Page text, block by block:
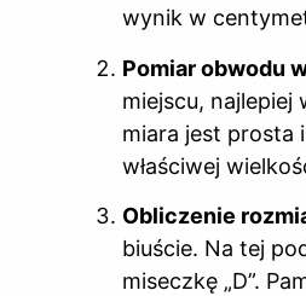
wynik w
Pomiar obwodu
miejscu,
miara jest prosta
właściwej
Obliczenie
biuście. Na tej
miseczkę „D”.